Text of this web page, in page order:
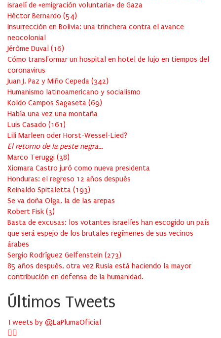
israelí de «emigración voluntaria» de Gaza
Héctor Bernardo (54)
Insurrección en Bolivia: una trinchera contra el avance
neocolonial
Jérôme Duval (16)
Cómo transformar un hospital en hotel de lujo en tiempos del
coronavirus
Juan J. Paz y Miño Cepeda (342)
Humanismo latinoamericano y socialismo
Koldo Campos Sagaseta (69)
Había una vez una montaña
Luis Casado (161 )
Lili Marleen oder Horst-Wessel-Lied?
El retorno de la peste negra…
Marco Teruggi (38)
Xiomara Castro juró como nueva presidenta
Honduras: el regreso 12 años después
Reinaldo Spitaletta (193)
Se va doña Olga, la de las arepas
Robert Fisk (3)
Basta de excusas: los votantes israelíes han escogido un país
que será espejo de los brutales regímenes de sus vecinos
árabes
Sergio Rodríguez Gelfenstein (273)
85 años después, otra vez Rusia está haciendo la mayor
contribución en defensa de la humanidad.
Últimos Tweets
Tweets by @LaPlumaOficial